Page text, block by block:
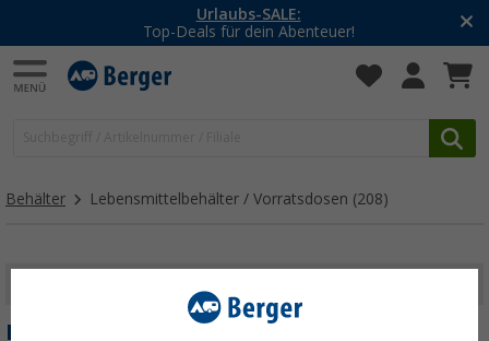
für dein Abenteuer!
-20%
Mit
Behälter Lebensmittelbehälter / Vorratsdosen (208)
LEBENSMITTELBEHÄLTER /